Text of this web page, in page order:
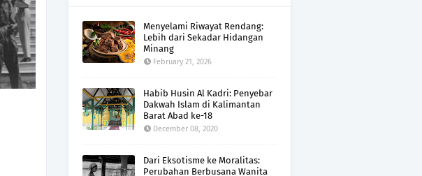
Menyelami Riwayat Rendang:
Lebih dari Sekadar Hidangan
Minang
February 21, 2026
Habib Husin Al Kadri: Penyebar
Dakwah Islam di Kalimantan
Barat Abad ke-18
December 08, 2020
Dari Eksotisme ke Moralitas:
Perubahan Berbusana Wanita